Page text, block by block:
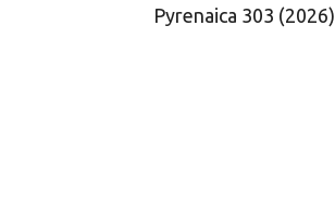
Pyrenaica 303 (2026)